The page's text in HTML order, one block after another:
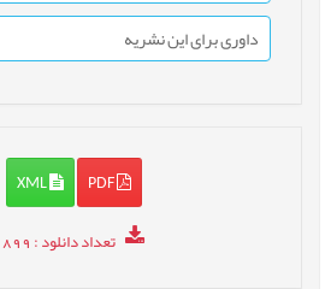
داوری برای این نشریه
PDF
XML
تعداد دانلود: 1899